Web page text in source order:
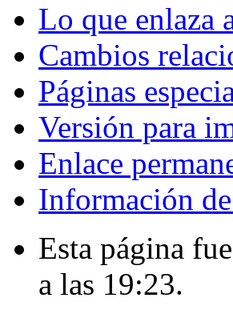
Lo que enlaza
Cambios
Páginas
Versión para
Enlace
Información
Esta página
a las 19:23.